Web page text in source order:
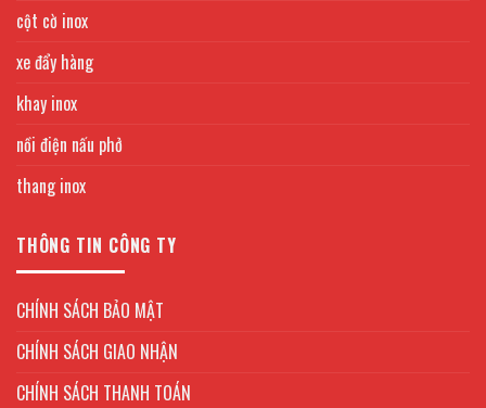
cột cờ inox
xe đẩy hàng
khay inox
nồi điện nấu phở
thang inox
THÔNG TIN CÔNG TY
CHÍNH SÁCH BẢO MẬT
CHÍNH SÁCH GIAO NHẬN
CHÍNH SÁCH THANH TOÁN